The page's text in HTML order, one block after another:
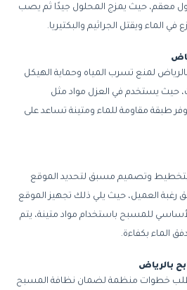
معقم، حيث يمزج المحلول جيدًا ثم يصب
الماء ويقتل الجراثيم والبكتيريا.
لمنع تسرب المياه وحماية الهيكل
حيث يستخدم في العزل مواد مثل
طبقة مقاومة للماء ومتينة تساعد على
بتخطيط وتصميم مسبق لتحديد الموقع
العميل، حيث يلي ذلك تجهيز الموقع
للمسبح باستخدام مواد متينة، يتم
الماء بكفاءة.
بالرياض
خطوات منظمة لضمان نظافة المسبح